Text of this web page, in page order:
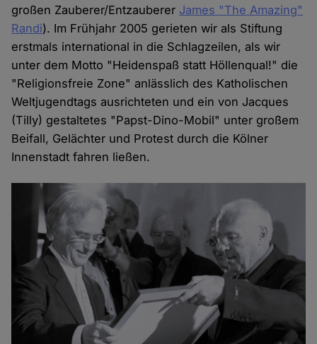
großen Zauberer/Entzauberer James "The Amazing"
Randi). Im Frühjahr 2005 gerieten wir als Stiftung
erstmals international in die Schlagzeilen, als wir
unter dem Motto "Heidenspaß statt Höllenqual!" die
"Religionsfreie Zone" anlässlich des Katholischen
Weltjugendtags ausrichteten und ein von Jacques
(Tilly) gestaltetes "Papst-Dino-Mobil" unter großem
Beifall, Gelächter und Protest durch die Kölner
Innenstadt fahren ließen.